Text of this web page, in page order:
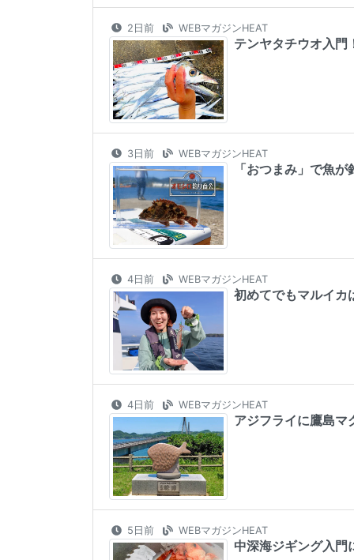
2日前 WEBマガジンHEAT
テンヤタチウオ入門
3日前 WEBマガジンHEAT
「おつまみ」で魚が
4日前 WEBマガジンHEAT
初めてでもマルイカ
4日前 WEBマガジンHEAT
アジフライに鷹島マ
5日前 WEBマガジンHEAT
中深海ジギング入門